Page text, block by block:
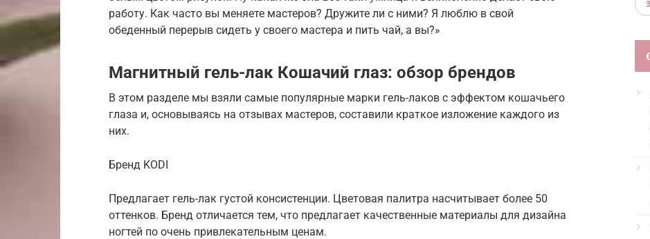
работу. Как часто вы меняете мастеров? Дружите ли с ними? Я люблю в свой
обеденный перерыв сидеть у своего мастера и пить чай, а вы?»
Магнитный гель-лак Кошачий глаз: обзор брендов
В этом разделе мы взяли самые популярные марки гель-лаков с эффектом кошачьего
глаза и, основываясь на отзывах мастеров, составили краткое изложение каждого из
них.
Бренд KODI
Предлагает гель-лак густой консистенции. Цветовая палитра насчитывает более 50
оттенков. Бренд отличается тем, что предлагает качественные материалы для дизайна
ногтей по очень привлекательным ценам.